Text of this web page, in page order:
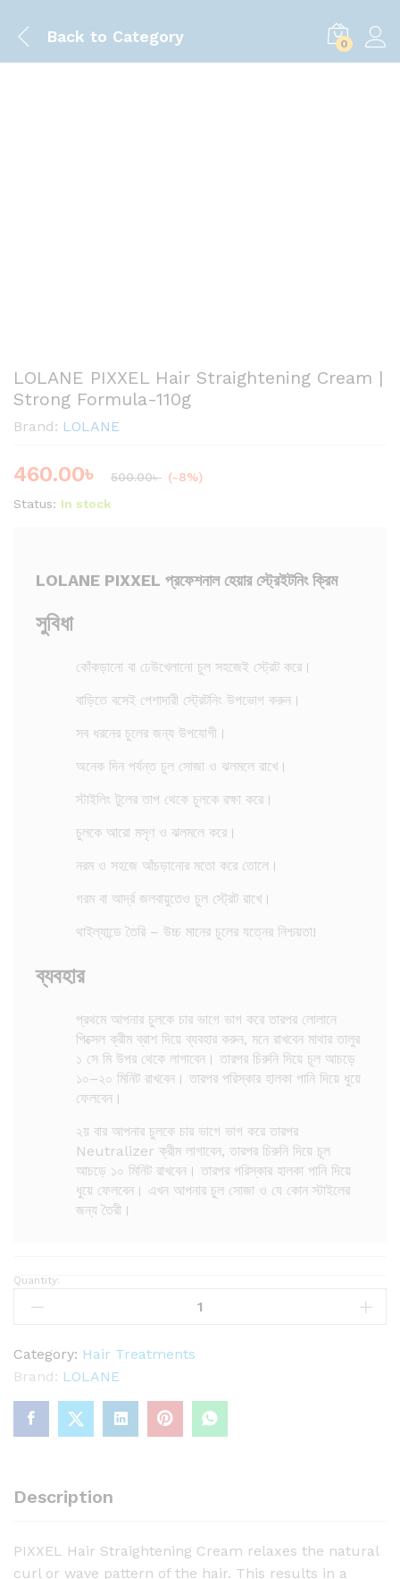
Back to Category 0
LOLANE PIXXEL Hair Straightening Cream |
Strong Formula-110g
Brand: LOLANE
460.00৳ 500.00৳ (-8%)
Status: In stock
LOLANE PIXXEL প্রফেশনাল হেয়ার স্ট্রেইটনিং ক্রিম
সুবিধা
কোঁকড়ানো বা ঢেউখেলানো চুল সহজেই স্ট্রেট করে।
বাড়িতে বসেই পেশাদারী স্ট্রেটনিং উপভোগ করুন।
সব ধরনের চুলের জন্য উপযোগী।
অনেক দিন পর্যন্ত চুল সোজা ও ঝলমলে রাখে।
স্টাইলিং টুলের তাপ থেকে চুলকে রক্ষা করে।
চুলকে আরো মসৃণ ও ঝলমলে করে।
নরম ও সহজে আঁচড়ানোর মতো করে তোলে।
গরম বা আর্দ্র জলবায়ুতেও চুল স্ট্রেট রাখে।
থাইল্যান্ডে তৈরি – উচ্চ মানের চুলের যত্নের নিশ্চয়তা!
ব্যবহার
প্রথমে আপনার চুলকে চার ভাগে ভাগ করে তারপর লোলানে
পিক্সেল ক্রীম ব্রাশ দিয়ে ব্যবহার করুন, মনে রাখবেন মাথার তালুর
১ সে মি উপর থেকে লাগাবেন। তারপর চিরুনি দিয়ে চূল আচড়ে
১০–২০ মিনিট রাখবেন। তারপর পরিস্কার হালকা পানি দিয়ে ধুয়ে
ফেলবেন।
২য় বার আপনার চুলকে চার ভাগে ভাগ করে তারপর
Neutralizer ক্রীম লাগাবেন, তারপর চিরুনি দিয়ে চূল
আচড়ে ১০ মিনিট রাখবেন। তারপর পরিস্কার হালকা পানি দিয়ে
ধুয়ে ফেলবেন। এখন আপনার চুল সোজা ও যে কোন স্টাইলের
জন্য তৈরী।
L
A
N
E
X
H
Quantity:
Category: Hair Treatments
Brand: LOLANE
Description
PIXXEL Hair Straightening Cream relaxes the natural
curl or wave pattern of the hair. This results in a